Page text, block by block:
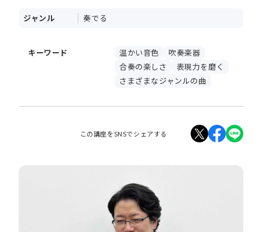
ジャンル 奏でる
キーワード 温かい音色
吹奏楽器
合奏の楽しさ
表現力を磨く
さまざまなジャンルの曲
この講座をSNSでシェアする